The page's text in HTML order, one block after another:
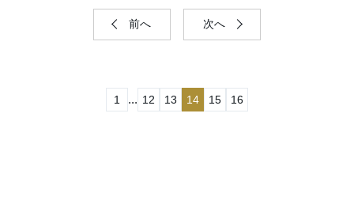
前へ 次へ
1 ... 12 13 14 15 16